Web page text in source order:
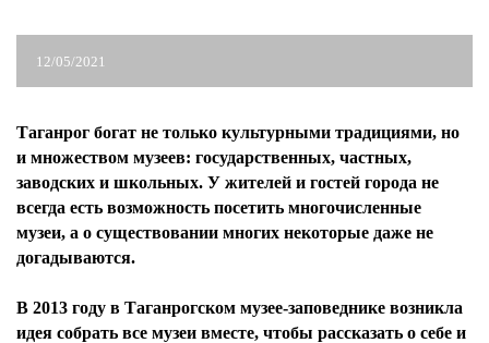
12/05/2021
Таганрог богат не только культурными традициями, но
и множеством музеев: государственных, частных,
заводских и школьных. У жителей и гостей города не
всегда есть возможность посетить многочисленные
музеи, а о существовании многих некоторые даже не
догадываются.
В 2013 году в Таганрогском музее-заповеднике возникла
идея собрать все музеи вместе, чтобы рассказать о себе и